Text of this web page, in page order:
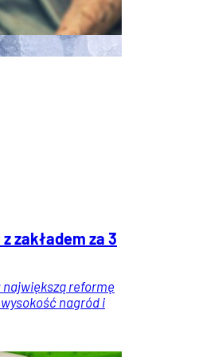
zakładem za 3
reformę
nagród i